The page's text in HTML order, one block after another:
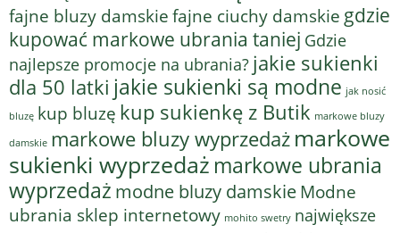
fajne bluzy damskiefajne ciuchy damskie gdzie
kupować markowe ubrania taniej Gdzie
najlepsze promocje na ubrania? jakie sukienki
dla 50 latki jakie sukienki są modne jak nosić
bluzę kup bluzę kup sukienkę z Butik markowe bluzy
damskie markowe bluzy wyprzedaż markowe
sukienki wyprzedaż markowe ubrania
wyprzedaż modne bluzy damskie Modne
ubrania sklep internetowy mohito swetry największe